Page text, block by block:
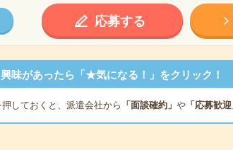
応募する
興味があったら「★気になる！」をクリック！
押しておくと、派遣会社から 「面談確約」 や「応募歓迎